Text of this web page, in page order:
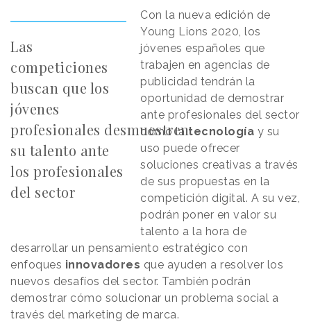
Las
competiciones
buscan que los
jóvenes
profesionales desmuestren
su talento ante
los profesionales
del sector
Con la nueva edición de
Young Lions 2020, los
jóvenes españoles que
trabajen en agencias de
publicidad tendrán la
oportunidad de demostrar
ante profesionales del sector
cómo latecnología y su
uso puede ofrecer
soluciones creativas a través
de sus propuestas en la
competición digital. A su vez,
podrán poner en valor su
talento a la hora de
desarrollar un pensamiento estratégico con
enfoques innovadores que ayuden a resolver los
nuevos desafíos del sector. También podrán
demostrar cómo solucionar un problema social a
través del marketing de marca.